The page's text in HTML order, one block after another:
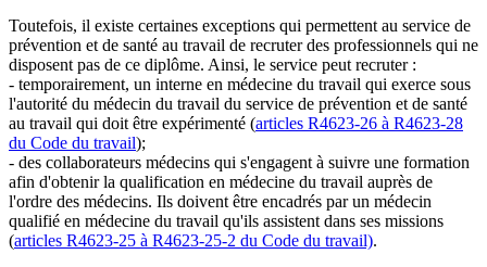
Toutefois, il existe certaines exceptions qui permettent au service de
prévention et de santé au travail de recruter des professionnels qui ne
disposent pas de ce diplôme. Ainsi, le service peut recruter :
- temporairement, un interne en médecine du travail qui exerce sous
l'autorité du médecin du travail du service de prévention et de santé
au travail qui doit être expérimenté (articles R4623-26 à R4623-28
du Code du travail);
- des collaborateurs médecins qui s'engagent à suivre une formation
afin d'obtenir la qualification en médecine du travail auprès de
l'ordre des médecins. Ils doivent être encadrés par un médecin
qualifié en médecine du travail qu'ils assistent dans ses missions
(articles R4623-25 à R4623-25-2 du Code du travail).